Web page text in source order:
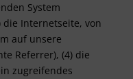
System
die Internetseite, von
auf unsere
Referrer), (4) die
zugreifendes